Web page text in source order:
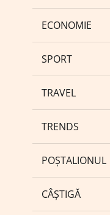
ECONOMIE
SPORT
TRAVEL
TRENDS
POȘTALIONUL
CÂȘTIGĂ